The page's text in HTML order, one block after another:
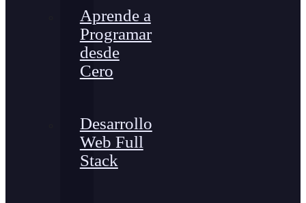
Aprende a
Programar
desde
Cero
Desarrollo
Web Full
Stack